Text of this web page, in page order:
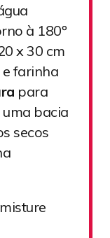
à 180º
x 30 cm
farinha
para
uma bacia
secos